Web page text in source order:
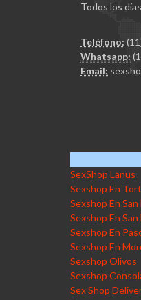
Todos los
Teléfono:
Whatsapp:
Email:
SexShop Lanus
Sexshop En
Sexshop En
Sexshop En
Sexshop En
Sexshop En
Sexshop Olivos
Sexshop
Sex Shop